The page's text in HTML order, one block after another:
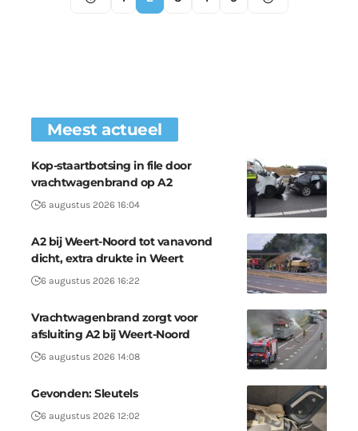
Meest actueel
Kop-staartbotsing in file door
vrachtwagenbrand op A2
6 augustus 2026 16:04
A2 bij Weert-Noord tot vanavond
dicht, extra drukte in Weert
6 augustus 2026 16:22
Vrachtwagenbrand zorgt voor
afsluiting A2 bij Weert-Noord
6 augustus 2026 14:08
Gevonden: Sleutels
6 augustus 2026 12:02